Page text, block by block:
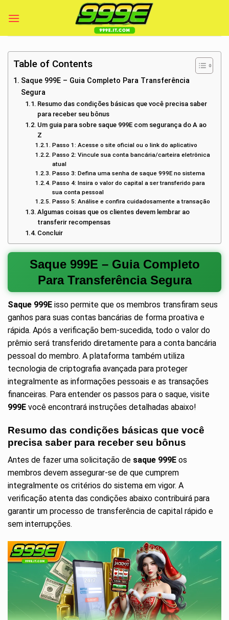
Table of Contents
Saque 999E – Guia Completo Para Transferência
Segura
Resumo das condições básicas que você precisa saber
para receber seu bônus
Um guia para sobre saque 999E com segurança do A ao
Z
Passo 1: Acesse o site oficial ou o link do aplicativo
Passo 2: Vincule sua conta bancária/carteira eletrônica
atual
Passo 3: Defina uma senha de saque 999E no sistema
Passo 4: Insira o valor do capital a ser transferido para
sua conta pessoal
Passo 5: Análise e confira cuidadosamente a transação
Algumas coisas que os clientes devem lembrar ao
transferir recompensas
Concluir
Saque 999E – Guia Completo
Para Transferência Segura
Saque 999E isso permite que os membros transfiram seus
ganhos para suas contas bancárias de forma proativa e
rápida. Após a verificação bem-sucedida, todo o valor do
prêmio será transferido diretamente para a conta bancária
pessoal do membro. A plataforma também utiliza
tecnologia de criptografia avançada para proteger
integralmente as informações pessoais e as transações
financeiras. Para entender os passos para o saque, visite
999E você encontrará instruções detalhadas abaixo!
Resumo das condições básicas que você
precisa saber para receber seu bônus
Antes de fazer uma solicitação de saque 999E os
membros devem assegurar-se de que cumprem
integralmente os critérios do sistema em vigor. A
verificação atenta das condições abaixo contribuirá para
garantir um processo de transferência de capital rápido e
sem interrupções.